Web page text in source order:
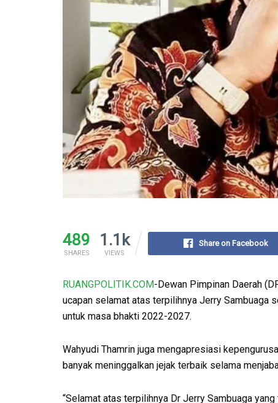
489
SHARES
1.1k
VIEWS
Share on Facebook
RUANGPOLITIK.COM-Dewan Pimpinan Daerah
ucapan selamat atas terpilihnya Jerry Sambuaga
untuk masa bhakti 2022-2027.
Wahyudi Thamrin juga mengapresiasi
banyak meninggalkan jejak terbaik selama
“Selamat atas terpilihnya Dr Jerry Sambuaga